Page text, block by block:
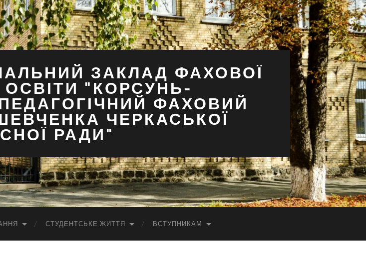
ЗАКЛАД ФАХОВОЇ
"КОРСУНЬ-
ФАХОВИЙ
ЧЕРКАСЬКОЇ
РАДИ"
СТУДЕНТСЬКЕ ЖИТТЯ ВСТУПНИКАМ